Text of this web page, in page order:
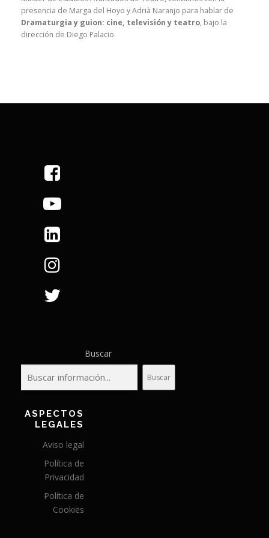
presencia de Marga del Hoyo y Adrià Naranjo para hablar de
Dramaturgia y guion: cine, televisión y teatro, bajo la
dirección de Diego Palacio.
Buscar
Buscar
ASPECTOS
LEGALES
Aviso legal
Política de
Privacidad
Política de
Cookies